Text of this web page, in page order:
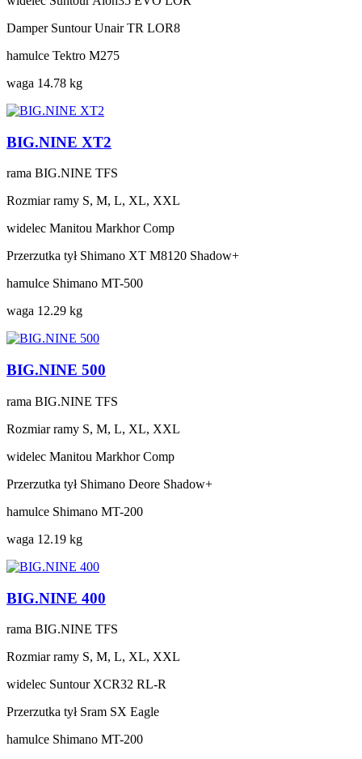
Damper Suntour Unair TR LOR8
hamulce Tektro M275
waga 14.78 kg
BIG.NINE XT2
rama BIG.NINE TFS
Rozmiar ramy S, M, L, XL, XXL
widelec Manitou Markhor Comp
Przerzutka tył Shimano XT M8120 Shadow+
hamulce Shimano MT-500
waga 12.29 kg
BIG.NINE 500
rama BIG.NINE TFS
Rozmiar ramy S, M, L, XL, XXL
widelec Manitou Markhor Comp
Przerzutka tył Shimano Deore Shadow+
hamulce Shimano MT-200
waga 12.19 kg
BIG.NINE 400
rama BIG.NINE TFS
Rozmiar ramy S, M, L, XL, XXL
widelec Suntour XCR32 RL-R
Przerzutka tył Sram SX Eagle
hamulce Shimano MT-200